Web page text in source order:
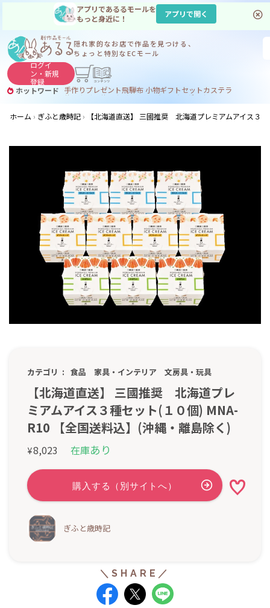
アプリであるるモールを
もっと身近に！
アプリで開く
隠れ家的なお店で作品を見つける、
ちょっと特別なECモール
ログイ
ン・新規
登録
ホットワード 手作りプレゼント飛騨布 小物ギフトセットカステラ
サヌカイト コーヒー
ジンギスカン
ホーム
ぎふと歳時記 【北海道直送】 三國推奨 北海道プレミアムアイス３
カテゴリ 食品 家具・インテリア 文房具・玩具
【北海道直送】 三國推奨 北海道プレ
ミアムアイス３種セット(１０個) MNA-
R10 【全国送料込】(沖縄・離島除く)
¥8,023 在庫あり
ぎふと歳時記